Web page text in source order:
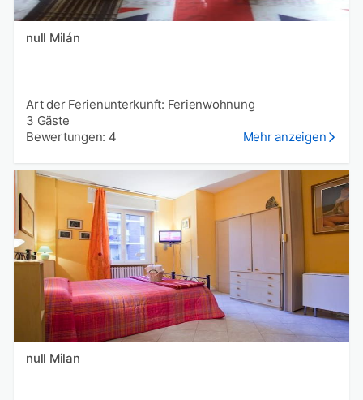
null Milán
Art der Ferienunterkunft: Ferienwohnung
3 Gäste
Bewertungen: 4
Mehr anzeigen
null Milan